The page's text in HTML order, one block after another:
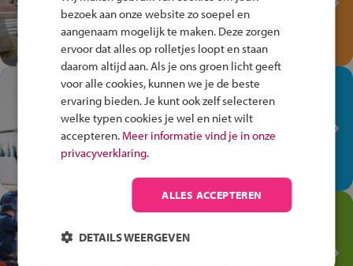
Speel het Fiets Veilig Verkeersspel
en win een Cortina-fiets!
In de winkel ben je op je
plek!
Ontdek via het vmbo jouw talent
op de winkelvloer, waar elke dag
Jouw talent in de
Transport en Logistiek
bezoek aan onze website zo soepel en
aangenaam mogelijk te maken. Deze zorgen
ervoor dat alles op rolletjes loopt en staan
daarom altijd aan. Als je ons groen licht geeft
voor alle cookies, kunnen we je de beste
ervaring bieden. Je kunt ook zelf selecteren
welke typen cookies je wel en niet wilt
accepteren. Meer informatie vind je in onze
privacyverklaring.
ALLES ACCEPTEREN
DETAILS WEERGEVEN